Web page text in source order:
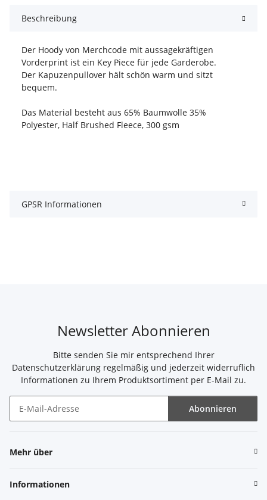
Beschreibung
Der Hoody von Merchcode mit aussagekräftigen
Vorderprint ist ein Key Piece für jede Garderobe.
Der Kapuzenpullover hält schön warm und sitzt
bequem.
Das Material besteht aus 65% Baumwolle 35%
Polyester, Half Brushed Fleece, 300 gsm
GPSR Informationen
Newsletter Abonnieren
Bitte senden Sie mir entsprechend Ihrer
Datenschutzerklärung regelmäßig und jederzeit widerruflich
Informationen zu Ihrem Produktsortiment per E-Mail zu.
Abonnieren
Mehr über
Informationen